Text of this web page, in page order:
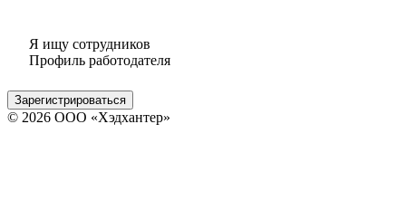
Я ищу сотрудников
Профиль работодателя
Зарегистрироваться
© 2026 ООО «Хэдхантер»